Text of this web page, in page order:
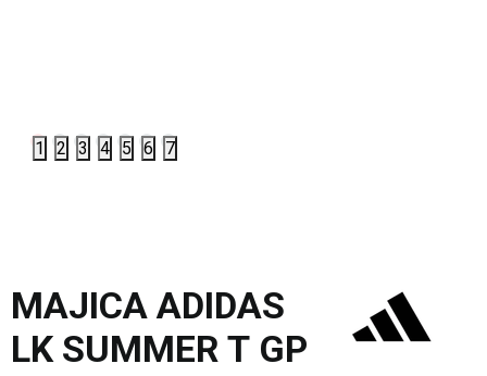
1 2 3 4 5 6 7
MAJICA ADIDAS
LK SUMMER T GP